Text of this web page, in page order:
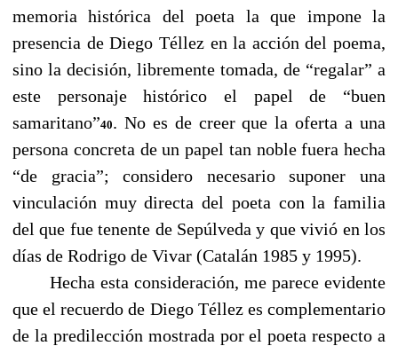
memoria histórica del poeta la que impone la
presencia de Diego Téllez en la acción del poema,
sino la decisión, libremente tomada, de “regalar” a
este personaje histórico el papel de “buen
samaritano”40. No es de creer que la oferta a una
persona concreta de un papel tan noble fuera hecha
“de gracia”; considero necesario suponer una
vinculación muy directa del poeta con la familia
del que fue tenente de Sepúlveda y que vivió en los
días de Rodrigo de Vivar (Catalán 1985 y 1995).
Hecha esta consideración, me parece evidente
que el recuerdo de Diego Téllez es complementario
de la predilección mostrada por el poeta respecto a